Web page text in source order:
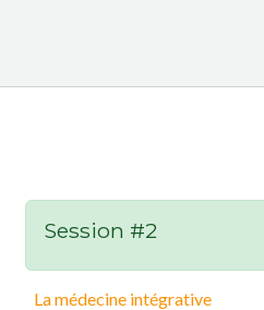
Session #2
La médecine intégrative